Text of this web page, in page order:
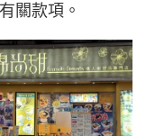
關款項。